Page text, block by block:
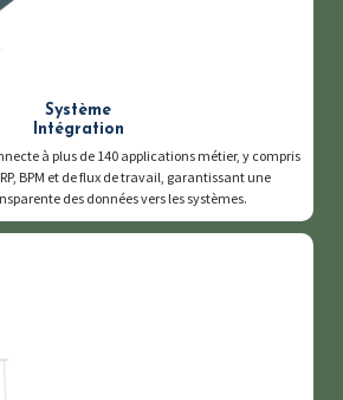
Système
Intégration
à plus de 140 applications métier, y compris
BPM et de flux de travail, garantissant une
des données vers les systèmes.